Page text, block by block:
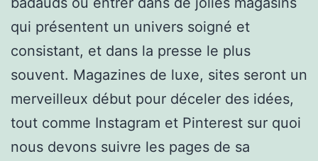
qui présentent un univers soigné et
consistant, et dans la presse le plus
souvent. Magazines de luxe, sites seront un
merveilleux début pour déceler des idées,
tout comme Instagram et Pinterest sur quoi
nous devons suivre les pages de sa